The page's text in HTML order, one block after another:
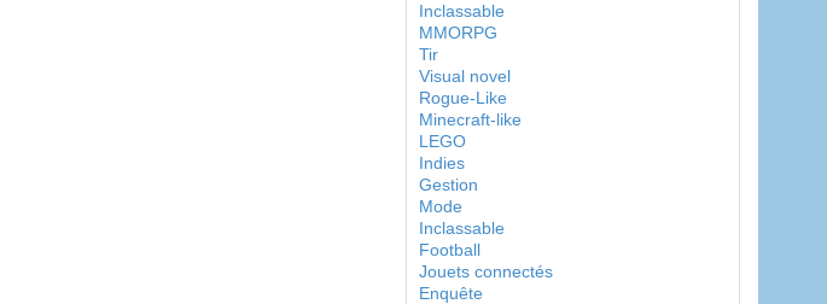
Inclassable
MMORPG
Tir
Visual novel
Rogue-Like
Minecraft-like
LEGO
Indies
Gestion
Mode
Inclassable
Football
Jouets connectés
Enquête